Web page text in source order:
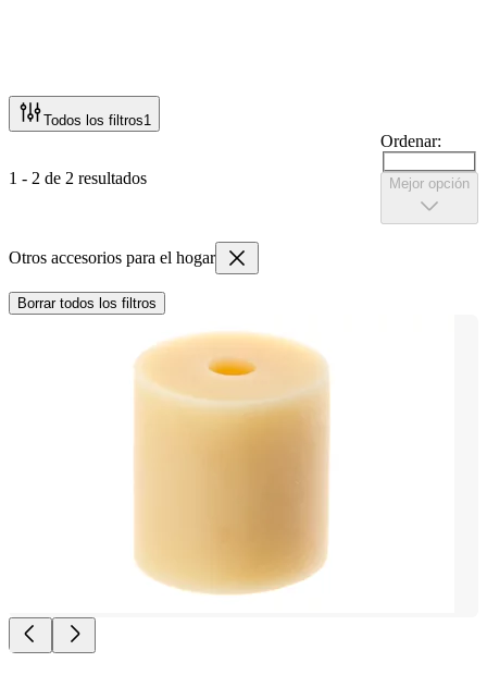
Todos los filtros1
1 - 2 de 2 resultados
Ordenar:
Mejor opción
Otros accesorios para el hogar
Borrar todos los filtros